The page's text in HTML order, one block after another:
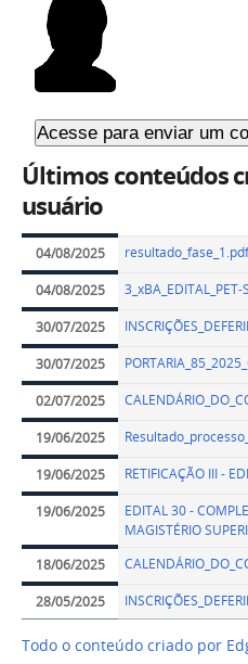
Últimos conteúdos
usuário
04/08/2025
04/08/2025
30/07/2025
30/07/2025
02/07/2025
19/06/2025
19/06/2025 RETIFICAÇÃO III -
19/06/2025
EDITAL 30 -
MAGISTÉRIO
18/06/2025
28/05/2025
Todo o conteúdo criado por